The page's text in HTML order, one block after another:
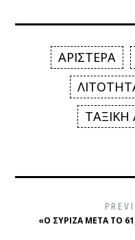
ΑΡΙΣΤΕΡΑ
«Ο ΣΥΡΙΖΑ ΜΕΤΆ ΤΟ